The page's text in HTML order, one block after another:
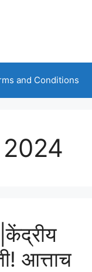
and Conditions
आत्ताच